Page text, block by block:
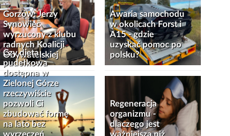
Gorzów: Jerzy
Synowiec
wyrzucony z klubu
radnych Koalicji
Obywatelskiej
Awaria samochodu
w okolicach Forst i
A15 - gdzie
uzyskać pomoc po
polsku?
Czy dieta
pudełkowa
dostępna w
Zielonej Górze
rzeczywiście
pozwoli Ci
zbudować formę
na lato bez
wyrzeczeń
Regeneracja
organizmu -
dlaczego jest
ważniejsza niż